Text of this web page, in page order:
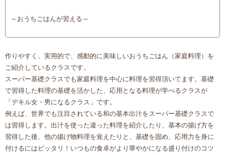
～おうちごはんが習える～
作りやすく、実用的で、感動的に美味しいおうちごはん（家庭料理）を
ご紹介しているクラスです。
スーパー基礎クラスでも家庭料理を中心に料理を習得頂いてます。基礎
で習得した料理の基礎を活かした、応用となる料理が学べるクラスが
「デキル女・男になるクラス」です。
例えば、世界でも注目されている和の基本出汁をスーパー基礎クラスで
は習得します。出汁を使った違った料理を紹介したり、基本の揚げ方を
習得した後、他の揚げ物料理を覚えたりと、基礎を固め、応用力を身に
付けるにはピッタリ！いつもの食卓がより華やかになる盛り付けのコツ